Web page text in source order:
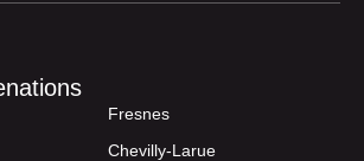
Fresnes
Chevilly-Larue